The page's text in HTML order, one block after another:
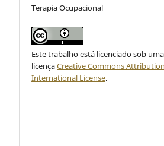
Terapia Ocupacional
Este trabalho está licenciado sob uma
licençaCreative Commons
International License.